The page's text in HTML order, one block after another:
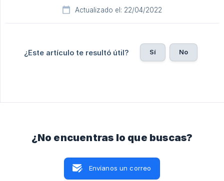
Actualizado el: 22/04/2022
¿Este artículo te resultó útil? Sí No
¿No encuentras lo que buscas?
Envíanos un correo